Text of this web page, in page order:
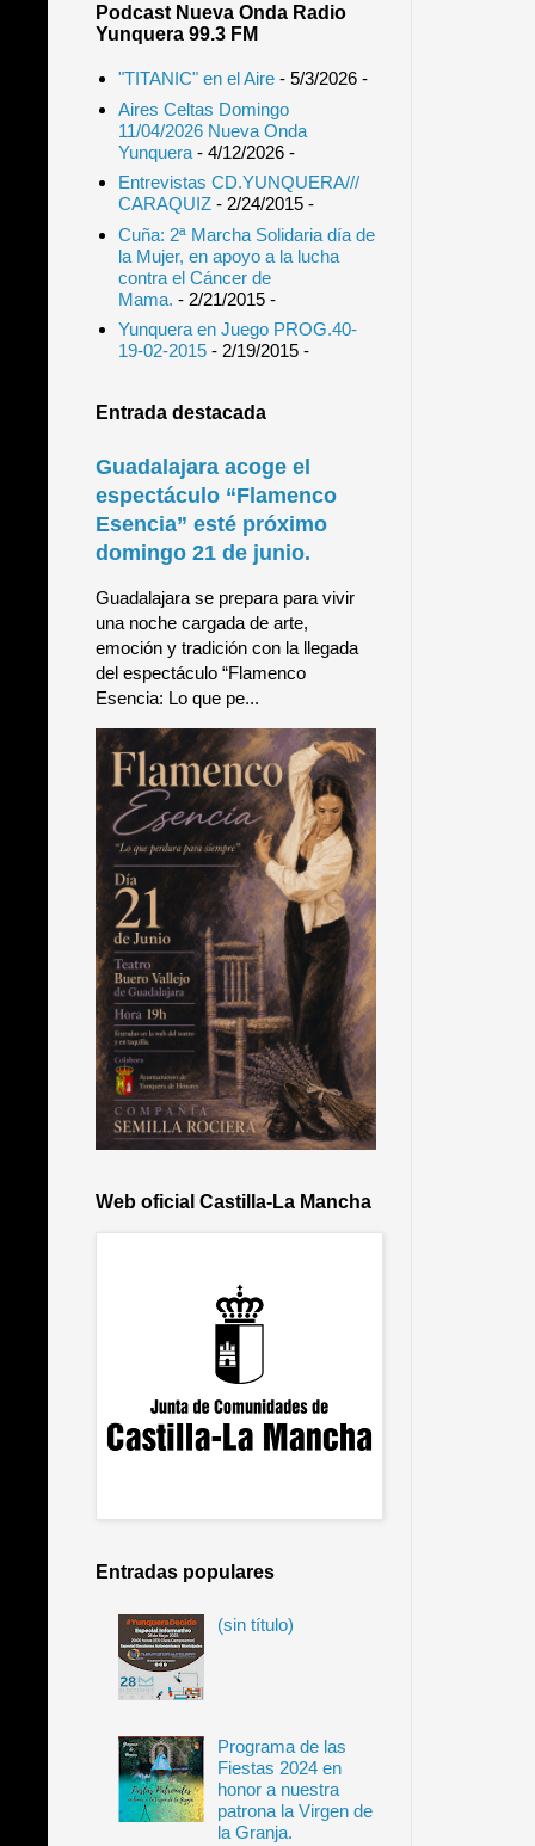
Podcast Nueva Onda Radio
Yunquera 99.3 FM
"TITANIC" en el Aire- 5/3/2026-
Aires Celtas Domingo
11/04/2026 Nueva Onda
Yunquera- 4/12/2026-
Entrevistas CD.YUNQUERA///
CARAQUIZ- 2/24/2015-
Cuña: 2ª Marcha Solidaria día de
la Mujer, en apoyo a la lucha
contra el Cáncer de
Mama. - 2/21/2015-
Yunquera en Juego PROG.40-
19-02-2015- 2/19/2015-
Entrada destacada
Guadalajara acoge el
espectáculo “Flamenco
Esencia” esté próximo
domingo 21 de junio.
Guadalajara se prepara para vivir
una noche cargada de arte,
emoción y tradición con la llegada
del espectáculo “Flamenco
Esencia: Lo que pe...
Web oficial Castilla-La Mancha
Entradas populares
(sin título)
Programa de las
Fiestas 2024 en
honor a nuestra
patrona la Virgen de
la Granja.